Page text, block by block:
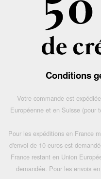
Conditions
Votre commande est
Européenne et en Suisse (pour
Pour les expéditions en France
d'envoi de 10 euros est
France restant en Union
demandée. Pour les envois